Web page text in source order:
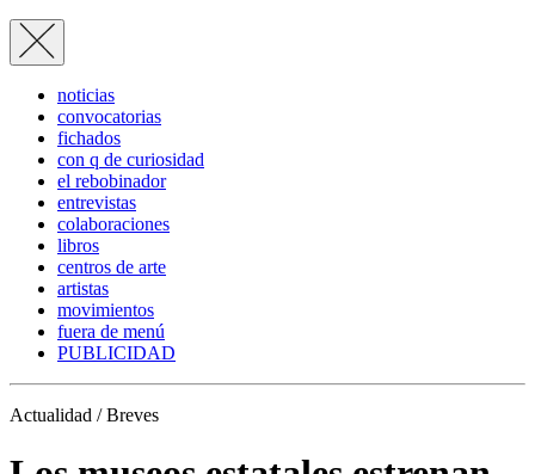
noticias
convocatorias
fichados
con q de curiosidad
el rebobinador
entrevistas
colaboraciones
libros
centros de arte
artistas
movimientos
fuera de menú
PUBLICIDAD
Actualidad / Breves